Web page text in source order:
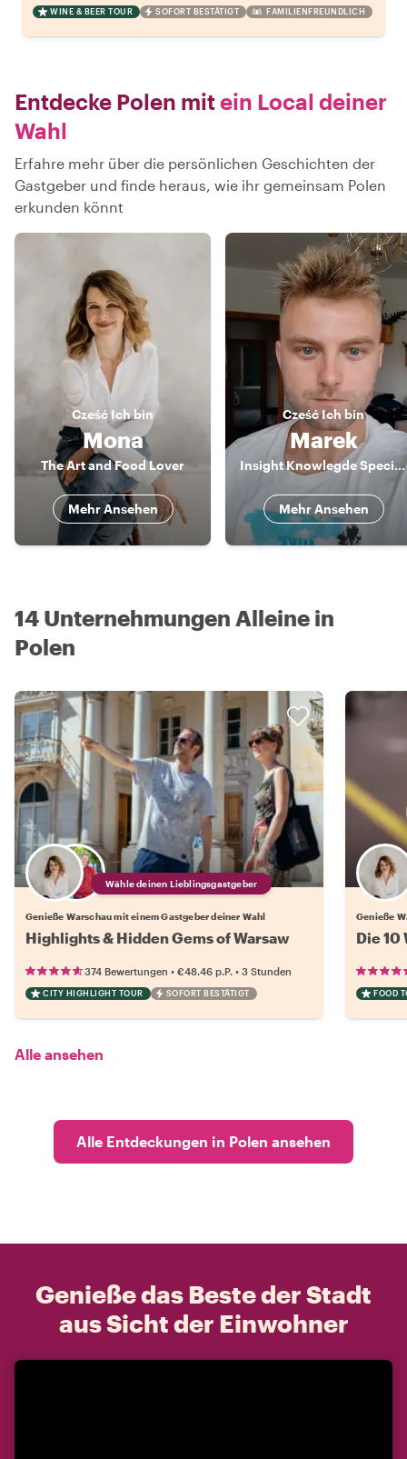
WINE & BEER TOUR SOFORT BESTÄTIGT FAMILIENFREUNDLICH
Entdecke Polen mitein Local deiner
Wahl
Erfahre mehr über die persönlichen Geschichten der
Gastgeber und finde heraus, wie ihr gemeinsam Polen
erkunden könnt
Cześć Ich bin
Mona
The Art and Food Lover
Mehr Ansehen
CześćIch bin
Marek
Insight Knowlegde Specialist
Mehr Ansehen
14 Unternehmungen Alleine in
Polen
Wähle deinen Lieblingsgastgeber
Genieße Warschau mit einem Gastgeber deiner Wahl
Highlights & Hidden Gems of Warsaw
374 Bewertungen • €48.46 p.P. • 3 Stunden
CITY HIGHLIGHT TOUR SOFORT BESTÄTIGT
Genieße
Die 10
FOOD
Alle ansehen
Alle Entdeckungen in Polen ansehen
Genieße das Beste der Stadt
aus Sicht der Einwohner